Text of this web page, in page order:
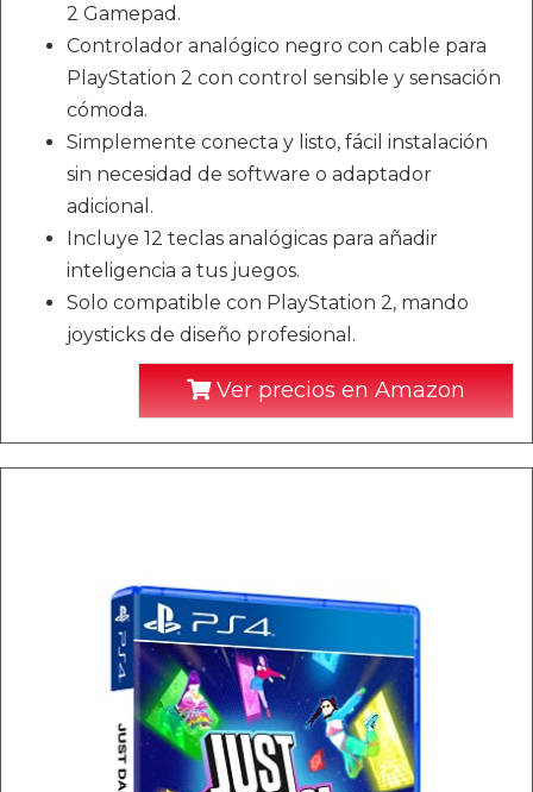
2 Gamepad.
Controlador analógico negro con cable para
PlayStation 2 con control sensible y sensación
cómoda.
Simplemente conecta y listo, fácil instalación
sin necesidad de software o adaptador
adicional.
Incluye 12 teclas analógicas para añadir
inteligencia a tus juegos.
Solo compatible con PlayStation 2, mando
joysticks de diseño profesional.
Ver precios en Amazon